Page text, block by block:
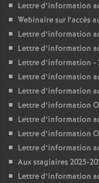
Lettre d’information
Webinaire sur l’accès
Lettre d’information
Lettre d’information
Lettre d’information -
Lettre d’information
Lettre d’information
Lettre d’information
Lettre d’information
Lettre d’information
Lettre d’information
Aux stagiaires 2025-
Lettre d’information